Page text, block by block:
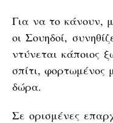
Για να το κάνουν,
οι Σουηδοί,
ντύνεται κάποιος
σπίτι,
δώρα.
Σε ορισμένες